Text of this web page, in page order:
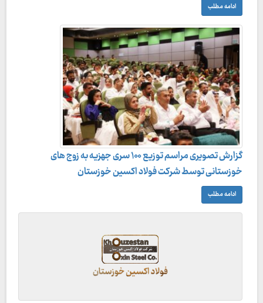
ادامه مطلب
گزارش تصویری مراسم توزیع ۱۰۰ سری جهزیه به زوج های
خوزستانی توسط شرکت فولاد اکسین خوزستان
ادامه مطلب